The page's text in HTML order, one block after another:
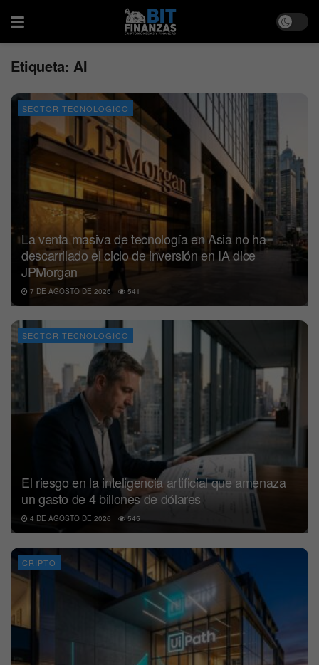
Etiqueta: AI
SECTOR TECNOLOGICO
La venta masiva de tecnología en Asia no ha
descarrilado el ciclo de inversión en IA dice
JPMorgan
7 DE AGOSTO DE 2026 541
SECTOR TECNOLOGICO
El riesgo en la inteligencia artificial que amenaza
un gasto de 4 billones de dólares
4 DE AGOSTO DE 2026 545
CRIPTO